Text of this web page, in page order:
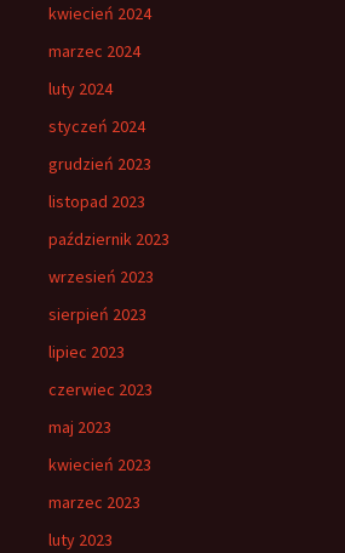
kwiecień 2024
marzec 2024
luty 2024
styczeń 2024
grudzień 2023
listopad 2023
październik 2023
wrzesień 2023
sierpień 2023
lipiec 2023
czerwiec 2023
maj 2023
kwiecień 2023
marzec 2023
luty 2023